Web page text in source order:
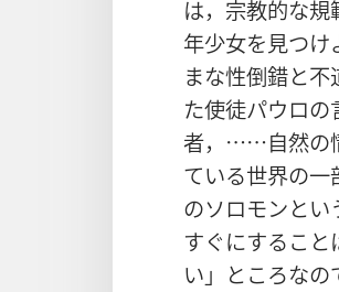
は，宗教的な
年少女を見つ
まな性倒錯と
た使徒パウロ
者，……自然の
ている世界の一
のソロモンとい
すぐにするこ
い」ところな